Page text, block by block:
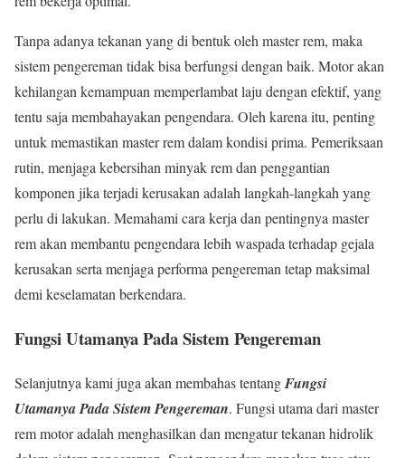
Tanpa adanya tekanan yang di bentuk oleh master rem, maka
sistem pengereman tidak bisa berfungsi dengan baik. Motor akan
kehilangan kemampuan memperlambat laju dengan efektif, yang
tentu saja membahayakan pengendara. Oleh karena itu, penting
untuk memastikan master rem dalam kondisi prima. Pemeriksaan
rutin, menjaga kebersihan minyak rem dan penggantian
komponen jika terjadi kerusakan adalah langkah-langkah yang
perlu di lakukan. Memahami cara kerja dan pentingnya master
rem akan membantu pengendara lebih waspada terhadap gejala
kerusakan serta menjaga performa pengereman tetap maksimal
demi keselamatan berkendara.
Fungsi Utamanya Pada Sistem Pengereman
Selanjutnya kami juga akan membahas tentangFungsi
Utamanya Pada Sistem Pengereman. Fungsi utama dari master
rem motor adalah menghasilkan dan mengatur tekanan hidrolik